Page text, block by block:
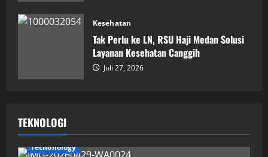
Kesehatan
Tak Perlu ke LN, RSU Haji Medan Solusi
Layanan Kesehatan Canggih
Juli 27, 2026
TEKNOLOGI
Techonology